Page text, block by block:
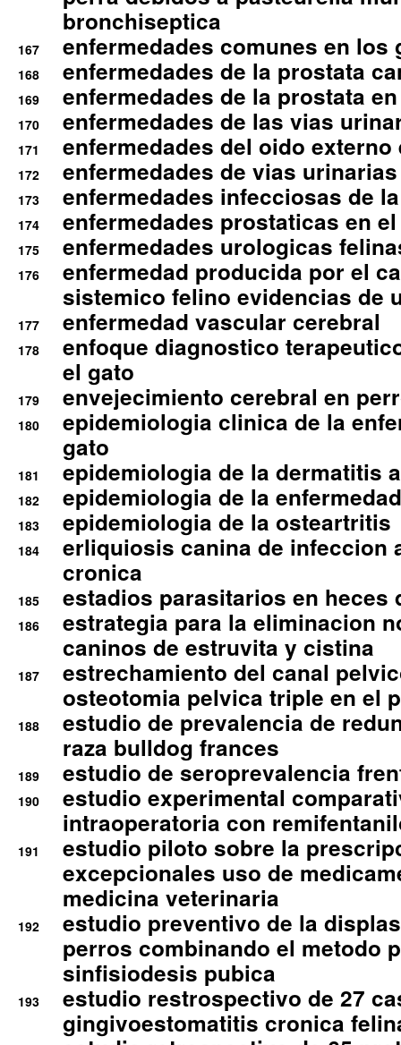
bronchiseptica
167 enfermedades comunes en los
168 enfermedades de la prostata
169 enfermedades de la prostata
170 enfermedades de las vias
171 enfermedades del oido
172 enfermedades de vias
173 enfermedades infecciosas de
174 enfermedades prostaticas en
175 enfermedades urologicas
176
enfermedad producida por el
sistemico felino evidencias de
177 enfermedad vascular cerebral
178
enfoque diagnostico
el gato
179 envejecimiento cerebral en
180
epidemiologia clinica de la
gato
181 epidemiologia de la dermatitis
182 epidemiologia de la
183 epidemiologia de la osteartritis
184
erliquiosis canina de infeccion
cronica
185 estadios parasitarios en heces
186
estrategia para la eliminacion
caninos de estruvita y cistina
187
estrechamiento del canal
osteotomia pelvica triple en el
188
estudio de prevalencia de
raza bulldog frances
189 estudio de seroprevalencia
190
estudio experimental
intraoperatoria con
191
estudio piloto sobre la
excepcionales uso de
medicina veterinaria
192
estudio preventivo de la
perros combinando el metodo
sinfisiodesis pubica
193
estudio restrospectivo de 27
gingivoestomatitis cronica